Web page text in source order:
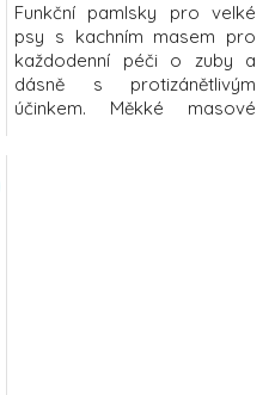
Funkční pamlsky pro velké
psy s kachním masem pro
každodenní péči o zuby a
dásně s protizánětlivým
účinkem. Měkké masové